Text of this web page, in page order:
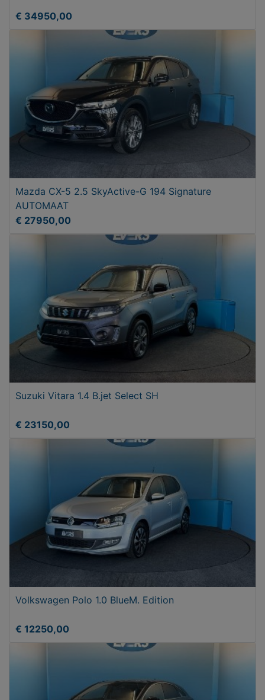
€ 34950,00
Mazda CX-5 2.5 SkyActive-G 194 Signature
AUTOMAAT
€ 27950,00
Suzuki Vitara 1.4 B.jet Select SH
€ 23150,00
Volkswagen Polo 1.0 BlueM. Edition
€ 12250,00